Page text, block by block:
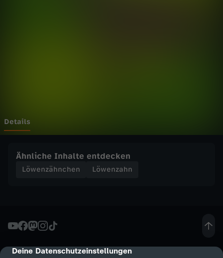
cmp-dialog-description
Deine Datenschutzeinstellungen
n
A
p
a
Details
Ähnliche Inhalte entdecken
Löwenzähnchen Löwenzahn